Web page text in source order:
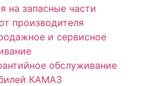
на запасные части
производителя
и сервисное
обслуживание
КАМАЗ